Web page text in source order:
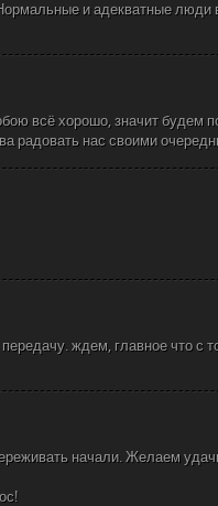
и адекватные люди
всё хорошо, значит будем
радовать нас своими
ждем, главное что с
начали. Желаем